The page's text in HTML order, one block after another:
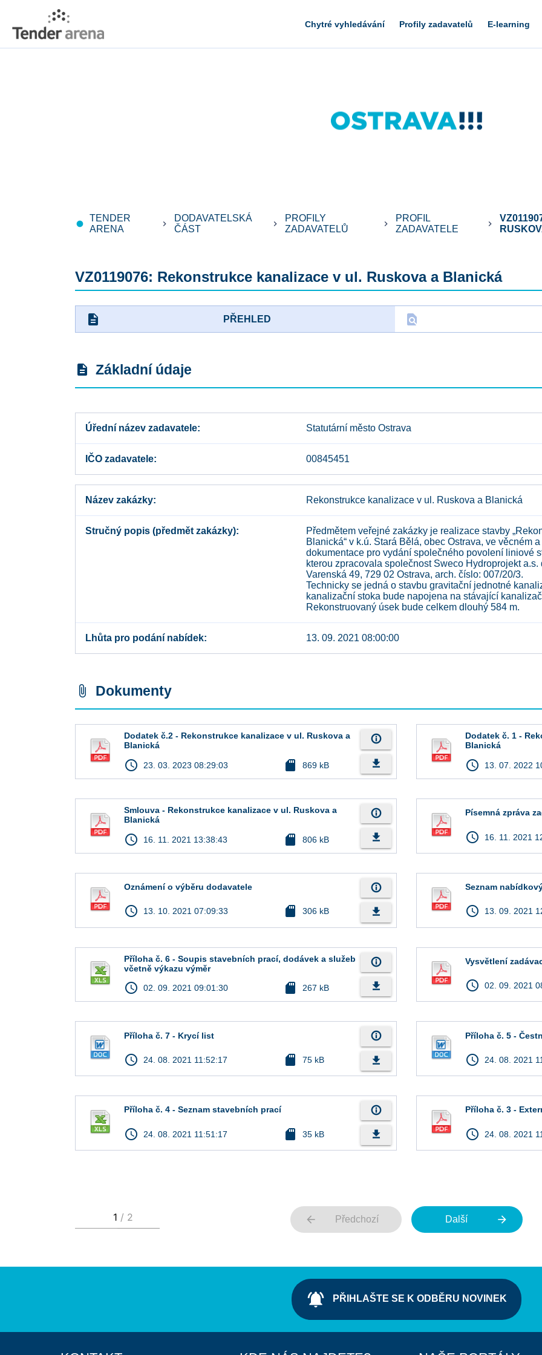
Chytré vyhledávání Profily zadavatelů E-learning
fiber_manual_record
TENDER
ARENA
keyboard_arrow_right
DODAVATELSKÁ
ČÁST
keyboard_arrow_right
PROFILY
ZADAVATELŮ
keyboard_arrow_right
PROFIL
ZADAVATELE
keyboard_arrow_right
VZ0119076: Rekonstrukce kanalizace v ul. Ruskova a Blanická
description PŘEHLED find_in_page
description Základní údaje
Úřední název zadavatele Statutární město Ostrava
IČO zadavatele 00845451
Název zakázky Rekonstrukce kanalizace v ul. Ruskova a Blanická
Stručný popis (předmět zakázky)
Předmětem veřejné zakázky je realizace stavby
Blanická“ v k.ú. Stará Bělá, obec Ostrava, ve věcném
dokumentace pro vydání společného povolení liniové
kterou zpracovala společnost Sweco Hydroprojekt
Varenská 49, 729 02 Ostrava, arch. číslo: 007/20/3.
Technicky se jedná o stavbu gravitační jednotné
kanalizační stoka bude napojena na stávající
Lhůta pro podání nabídek 13. 09. 2021 08:00:00
attach_file Dokumenty
Dodatek č.2 - Rekonstrukce kanalizace v ul. Ruskova a
Blanická
access_time 23. 03. 2023 08:29:03 sd_card 869 kB
info_outline
file_download
Dodatek č. 1 -
Blanická
access_time 13. 07. 2022
Smlouva - Rekonstrukce kanalizace v ul. Ruskova a
Blanická
access_time 16. 11. 2021 13:38:43 sd_card 806 kB
info_outline
file_download
Písemná zpráva
access_time 16. 11. 2021
Oznámení o výběru dodavatele
access_time 13. 10. 2021 07:09:33 sd_card 306 kB
info_outline
file_download
Seznam
access_time 13. 09. 2021
Příloha č. 6 - Soupis stavebních prací, dodávek a služeb
včetně výkazu výměr
access_time 02. 09. 2021 09:01:30 sd_card 267 kB
info_outline
file_download
Vysvětlení
access_time 02. 09. 2021
Příloha č. 7 - Krycí list
access_time 24. 08. 2021 11:52:17 sd_card 75 kB
info_outline
file_download
Příloha č. 5 -
access_time 24. 08. 2021
Příloha č. 4 - Seznam stavebních prací
access_time 24. 08. 2021 11:51:17 sd_card 35 kB
info_outline
file_download
Příloha č. 3 -
access_time 24. 08. 2021
arrow_back Předchozí Další arrow_forward
notifications_active PŘIHLAŠTE SE K ODBĚRU NOVINEK